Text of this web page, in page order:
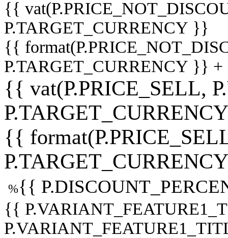
{{
P.TARGET_CURRENCY }}
{{
P.TARGET_CURRENCY }}
{{ vat(P.PRICE_SELL,
{{
%{{
{{